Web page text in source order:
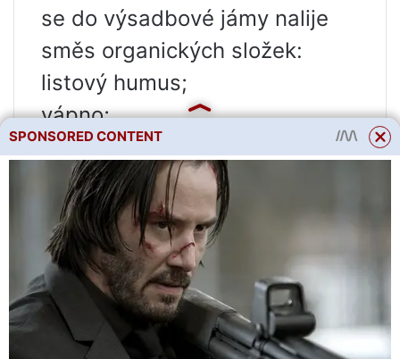
se do výsadbové jámy nalije
směs organických složek:
listový humus;
vápno;
kostní mouka.
Hlavní složkou je humus (lze
smíchat s trávníkovou zeminou
v poměru 1:1). Přidejte zbytek
ingrediencí (lžíci najednou).
Pak se sazenice zahrabou a
hojně zalijí.
SPONSORED CONTENT